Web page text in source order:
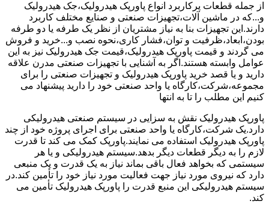
از جمله قطعات پرکاربرد انواع پاورپک هیدرولیک،جک هیدرولیک
و...که در ماشین آلات،تجهیزات صنعتی و صنایع مختلف کاربرد
دارند.این تجهیزات بنا به نیاز مشتریان از نظر یک طرفه یا دو طرفه
بودن،ابعاد،ظرفیت و توان،فشار کاری،نحوه نصب و...خرید و فروش
می گردند و قیمت پاورپک هیدرولیک،قیمت جک هیدرولیک نیز به این
عوامل وابسته هستند.اگر به آشنایی با تجهیزات صنعتی مدرن علاقه
دارید و یا قصد خرید پاورپک هیدرولیک و تجهیزات صنعتی را برای
مجموعه،شرکت،کارگاه یا واحد صنعتی خود را دارید پیشنهاد می
کنیم این مطلب را تا به انتها
پاورپک هیدرولیک نقش به سزایی در سیستم صنعتی هیدرولیکی
دارد.یک شرکت،کارگاه یا واحد صنعتی برای اجرای پروژه خود از چند
پاورپک هیدرولیک استفاده می نمایند.پاورپک کمک می کند تا قدرت
لازم را به دیگر قطعات دیگر بدهد.سیستم هیدرولیکی و یا هر
سیستمی که بخواهد فعال باقی بماند نیاز به یک قدرت و یک منبعی
دارد که نیروی مورد نیاز جهت فعالیت مورد نیاز خود را تأمین کند.در
سیستم هیدرولیکی این منبع قدرت را پاورپک هیدرولیک تأمین می
کند.